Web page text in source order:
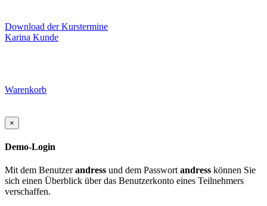
Download der Kurstermine
Karina Kunde
Warenkorb
×
Demo-Login
Mit dem Benutzerandress und dem Passwort andress können Sie
sich einen Überblick über das Benutzerkonto eines Teilnehmers
verschaffen.